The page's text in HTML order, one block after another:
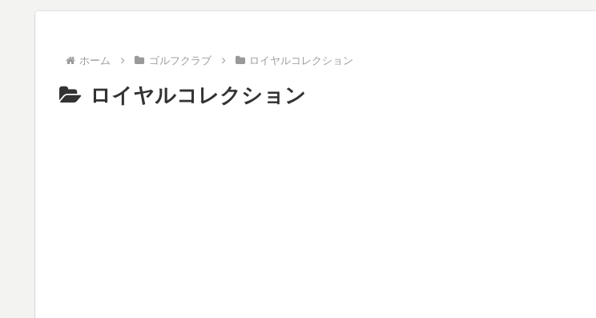
ホーム ゴルフクラブ ロイヤルコレクション
ロイヤルコレクション